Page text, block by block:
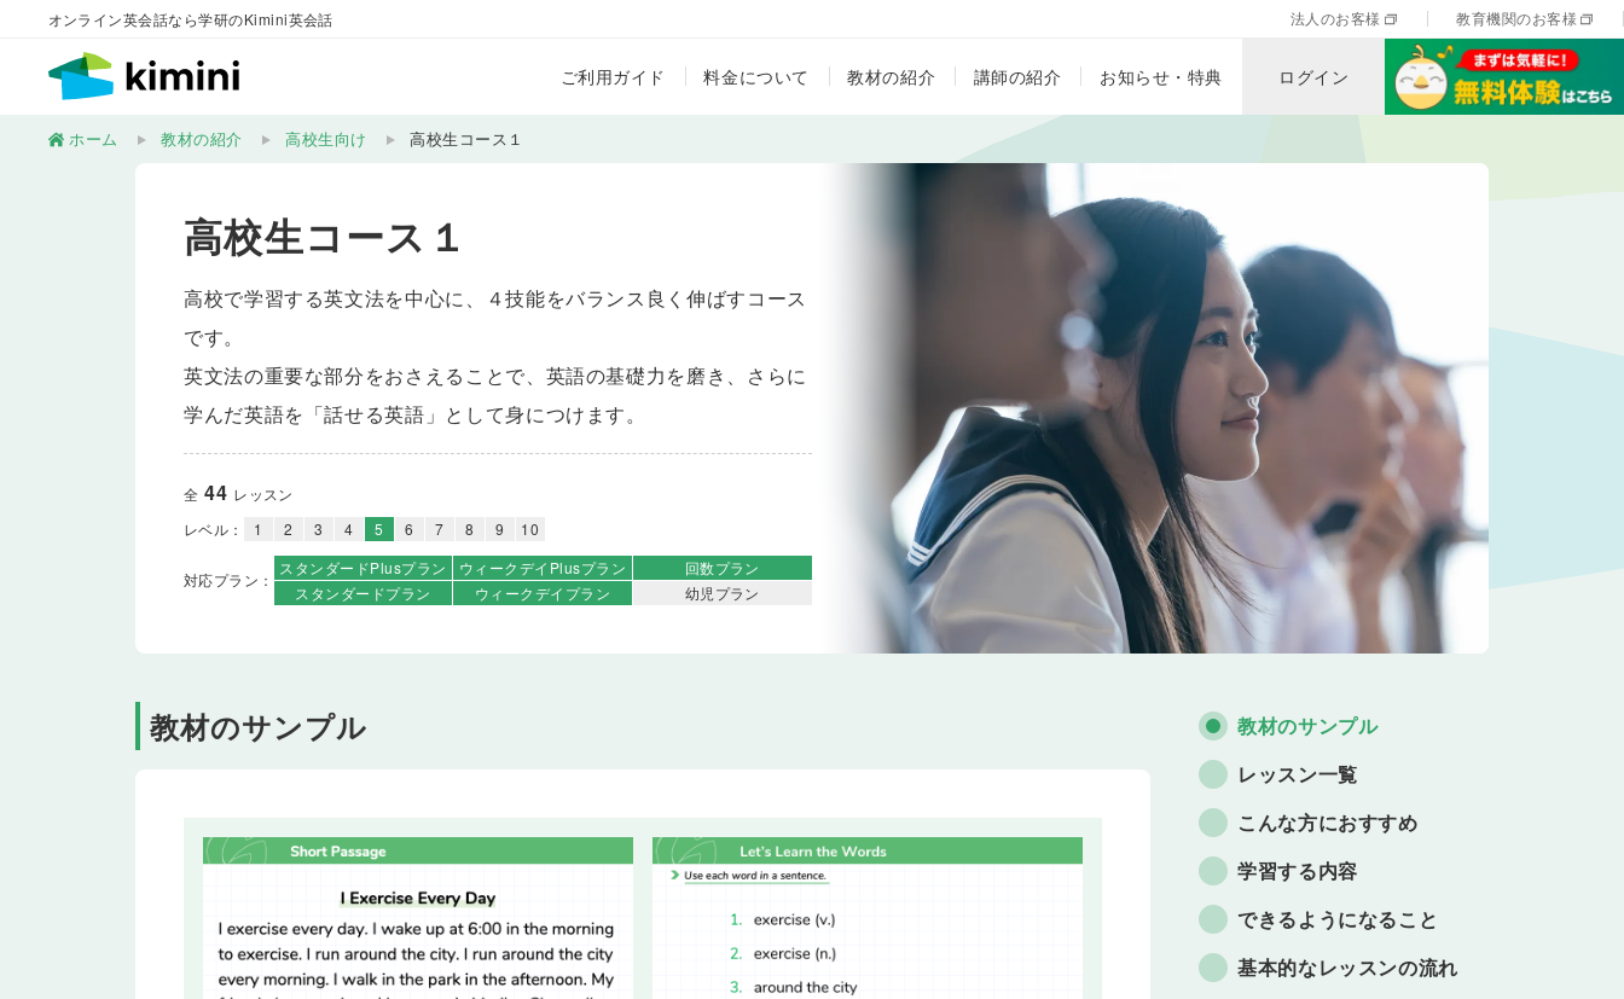
オンライン英会話なら学研のKimini英会話 法人のお客様 教育機関のお客様
ご利用ガイド 料金について 教材の紹介 講師の紹介 お知らせ・特典 ログイン
ホーム 教材の紹介 高校生向け 高校生コース１
高校生コース１
高校で学習する英文法を中心に、４技能をバランス良く伸ばすコース
です。
英文法の重要な部分をおさえることで、英語の基礎力を磨き、さらに
学んだ英語を「話せる英語」として身につけます。
全 44 レッスン
レベル：
1 2 3 4 5 6 7 8 9 10
対応プラン：
スタンダードPlusプラン ウィークデイ Plusプラン
回数プラン
スタンダードプラン ウィークデイ プラン 幼児プラン
教材のサンプル
教材のサンプル
レッスン一覧
こんな方におすすめ
学習する内容
できるようになること
基本的なレッスンの流れ